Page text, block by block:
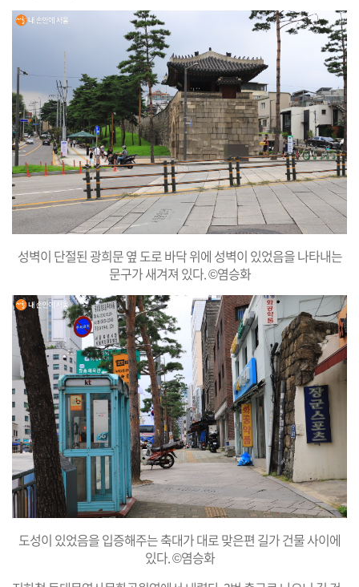
성벽이 단절된 광희문 옆 도로 바닥 위에 성벽이 있었음을 나타내는
문구가 새겨져 있다. ©염승화
도성이 있었음을 입증해주는 축대가 대로 맞은편 길가 건물 사이에
있다. ©염승화